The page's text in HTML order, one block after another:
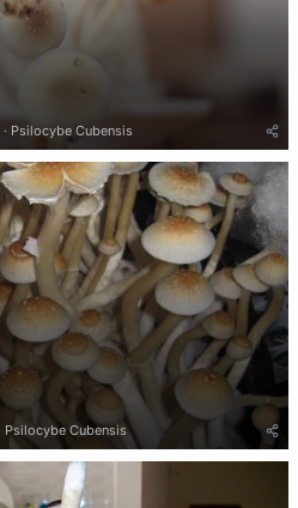
Psilocybe Cubensis
Psilocybe Cubensis